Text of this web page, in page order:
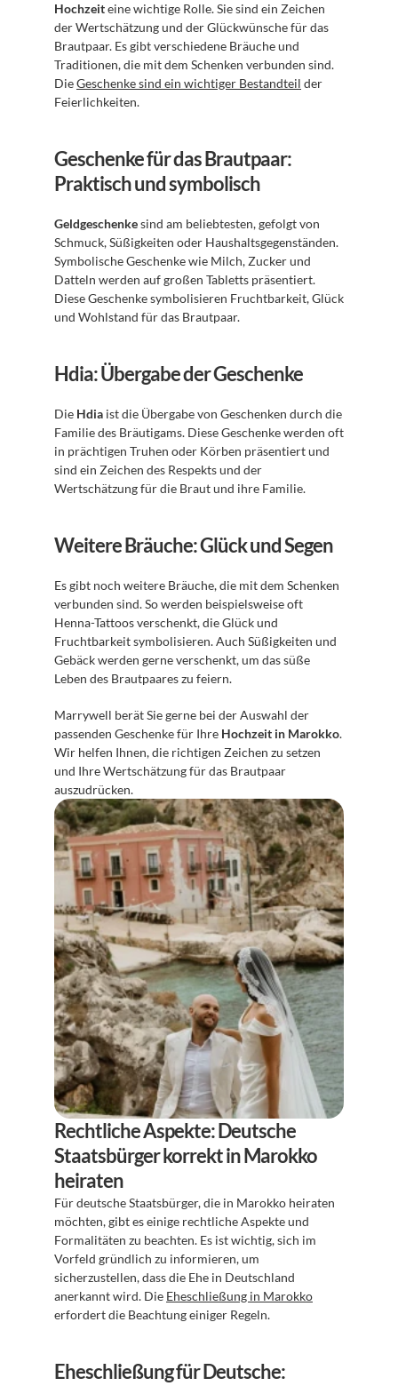
Hochzeit eine wichtige Rolle. Sie sind ein Zeichen
der Wertschätzung und der Glückwünsche für das
Brautpaar. Es gibt verschiedene Bräuche und
Traditionen, die mit dem Schenken verbunden sind.
Die Geschenke sind ein wichtiger Bestandteil der
Feierlichkeiten.
Geschenke für das Brautpaar:
Praktisch und symbolisch
Geldgeschenke sind am beliebtesten, gefolgt von
Schmuck, Süßigkeiten oder Haushaltsgegenständen.
Symbolische Geschenke wie Milch, Zucker und
Datteln werden auf großen Tabletts präsentiert.
Diese Geschenke symbolisieren Fruchtbarkeit, Glück
und Wohlstand für das Brautpaar.
Hdia: Übergabe der Geschenke
Die Hdia ist die Übergabe von Geschenken durch die
Familie des Bräutigams. Diese Geschenke werden oft
in prächtigen Truhen oder Körben präsentiert und
sind ein Zeichen des Respekts und der
Wertschätzung für die Braut und ihre Familie.
Weitere Bräuche: Glück und Segen
Es gibt noch weitere Bräuche, die mit dem Schenken
verbunden sind. So werden beispielsweise oft
Henna-Tattoos verschenkt, die Glück und
Fruchtbarkeit symbolisieren. Auch Süßigkeiten und
Gebäck werden gerne verschenkt, um das süße
Leben des Brautpaares zu feiern.
Marrywell berät Sie gerne bei der Auswahl der
passenden Geschenke für Ihre Hochzeit in Marokko.
Wir helfen Ihnen, die richtigen Zeichen zu setzen
und Ihre Wertschätzung für das Brautpaar
auszudrücken.
Rechtliche Aspekte: Deutsche
Staatsbürger korrekt in Marokko
heiraten
Für deutsche Staatsbürger, die in Marokko heiraten
möchten, gibt es einige rechtliche Aspekte und
Formalitäten zu beachten. Es ist wichtig, sich im
Vorfeld gründlich zu informieren, um
sicherzustellen, dass die Ehe in Deutschland
anerkannt wird. Die Eheschließung in Marokko
erfordert die Beachtung einiger Regeln.
Eheschließung für Deutsche: